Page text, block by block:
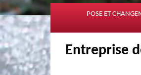
POSE ET
Entreprise